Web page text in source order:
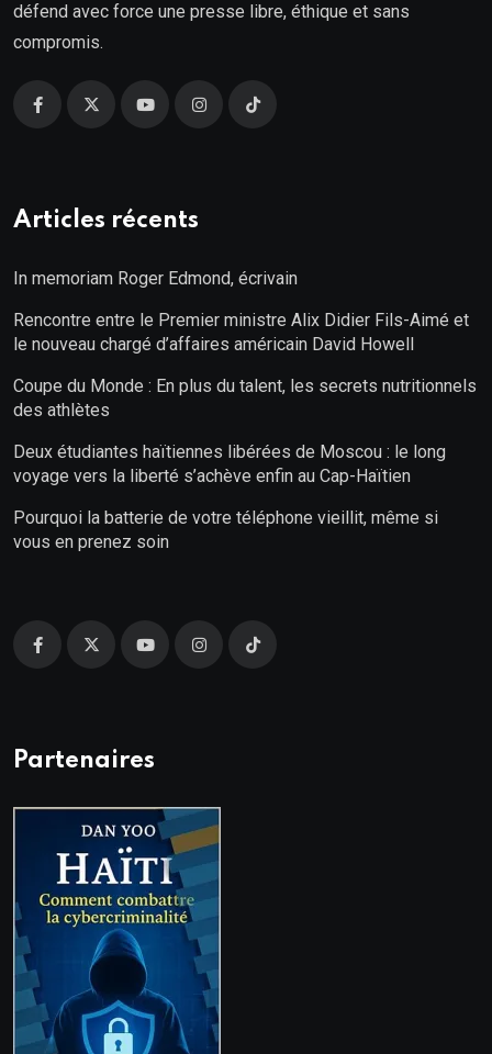
défend avec force une presse libre, éthique et sans
compromis.
Articles récents
In memoriam Roger Edmond, écrivain
Rencontre entre le Premier ministre Alix Didier Fils-Aimé et
le nouveau chargé d’affaires américain David Howell
Coupe du Monde : En plus du talent, les secrets nutritionnels
des athlètes
Deux étudiantes haïtiennes libérées de Moscou : le long
voyage vers la liberté s’achève enfin au Cap-Haïtien
Pourquoi la batterie de votre téléphone vieillit, même si
vous en prenez soin
Partenaires